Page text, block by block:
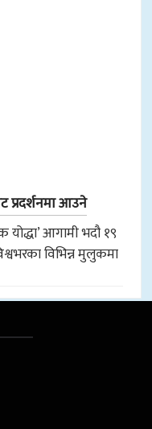
प्रदर्शनमा आउने
आगामी भदौ १९
विभिन्न मुलुकमा